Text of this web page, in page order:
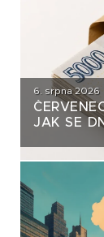
6. srpna 2026
JAK SE